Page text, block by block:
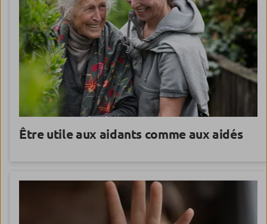
Être utile aux aidants comme aux aidés